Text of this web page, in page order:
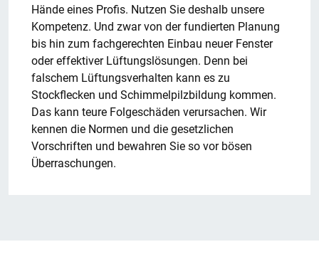
Hände eines Profis. Nutzen Sie deshalb unsere
Kompetenz. Und zwar von der fundierten Planung
bis hin zum fachgerechten Einbau neuer Fenster
oder effektiver Lüftungslösungen. Denn bei
falschem Lüftungsverhalten kann es zu
Stockflecken und Schimmelpilzbildung kommen.
Das kann teure Folgeschäden verursachen. Wir
kennen die Normen und die gesetzlichen
Vorschriften und bewahren Sie so vor bösen
Überraschungen.